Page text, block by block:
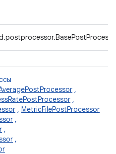
,
,
, MetricFilePostProcessor
,
,
,